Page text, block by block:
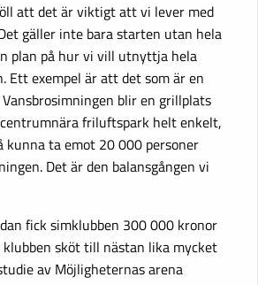
att det är viktigt att vi lever med
gäller inte bara starten utan hela
plan på hur vi vill utnyttja hela
Ett exempel är att det som är en
blir en grillplats
friluftspark helt enkelt,
kunna ta emot 20 000 personer
Det är den balansgången vi
fick simklubben 300 000 kronor
sköt till nästan lika mycket
av Möjligheternas arena